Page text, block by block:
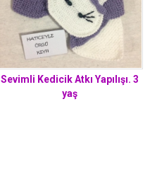
Sevimli Kedicik Atkı Yapılışı. 3
yaş